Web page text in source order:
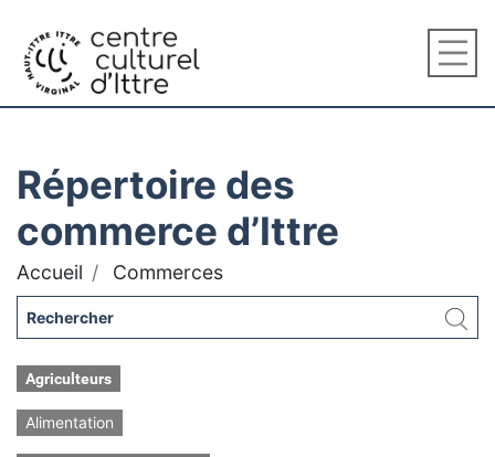
Répertoire des
commerce d’Ittre
Accueil Commerces
Agriculteurs
Alimentation